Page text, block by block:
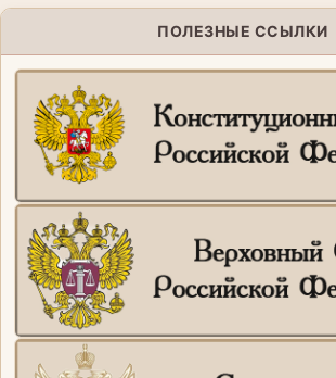
ПОЛЕЗНЫЕ ССЫЛКИ